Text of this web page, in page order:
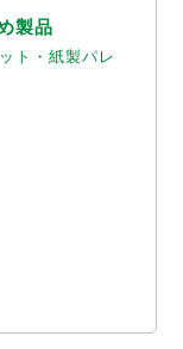
製品
ト・紙製パレ